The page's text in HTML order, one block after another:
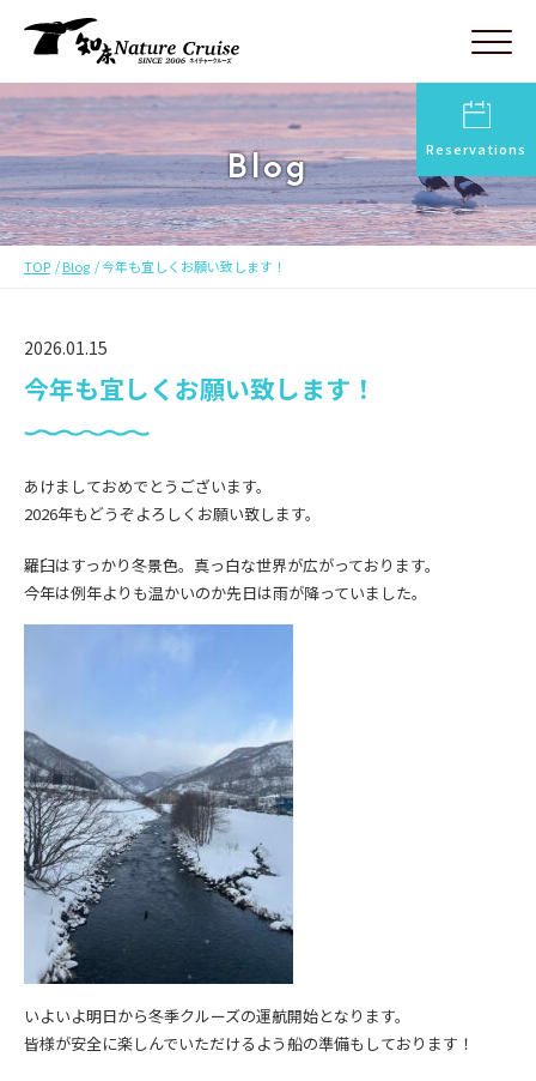
Reservations
Blog
TOP Blog 今年も宜しくお願い致します！
2026.01.15
今年も宜しくお願い致します！
あけましておめでとうございます。
2026年もどうぞよろしくお願い致します。
羅臼はすっかり冬景色。真っ白な世界が広がっております。
今年は例年よりも温かいのか先日は雨が降っていました。
いよいよ明日から冬季クルーズの運航開始となります。
皆様が安全に楽しんでいただけるよう船の準備もしております！